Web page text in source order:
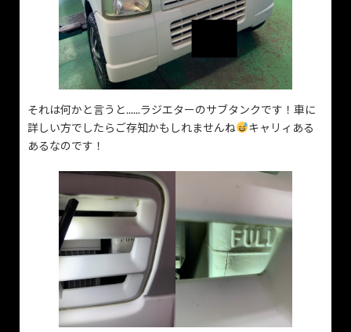
それは何かと言うと......ラジエターのサブタンクです！車に
詳しい方でしたらご存知かもしれませんね
キャリィある
あるなのです！